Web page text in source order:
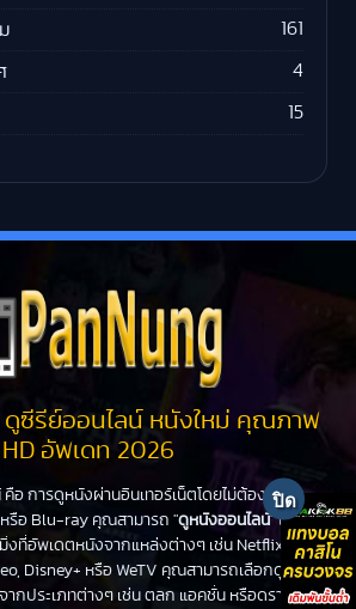
161
4
15
ดูซีรีย์ออนไลน์ หนังใหม่ คุณภาพ
HD อัพเดท 2026
คือ การดูหนังผ่านอินเทอร์เน็ตโดยไม่ต้องไปโรง
หรือ Blu-ray คุณสามารถ "ดูหนังออนไลน์" ได้ที่
งที่อัพเดตหนังจากแหล่งต่างๆ เช่น Netflix,
Disney+ หรือ WeTV คุณสามารถเลือกดูหนัง
ากประเภทต่างๆ เช่น ตลก แอคชั่น หรือดราม่า